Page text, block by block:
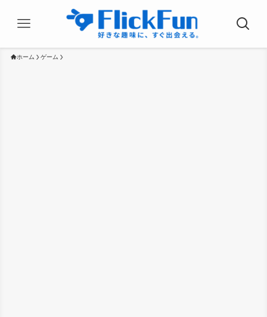
ホーム ゲーム